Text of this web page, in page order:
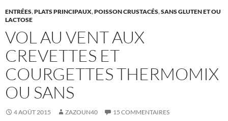
ENTRÉES,PLATS PRINCIPAUX,POISSON CRUSTACÉS,SANS GLUTEN ET OU
LACTOSE
VOL AU VENT AUX
CREVETTES ET
COURGETTES THERMOMIX
OU SANS
4 AOÛT 2015 ZAZOUN40 15 COMMENTAIRES